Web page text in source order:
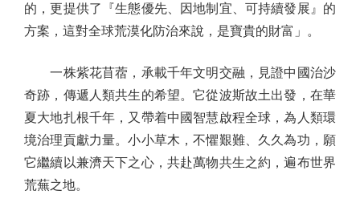
的，更提供了『生態優先、因地制宜、可持續發展』的
方案，這對全球荒漠化防治來說，是寶貴的財富」。
一株紫花苜蓿，承載千年文明交融，見證中國治沙
奇跡，傳遞人類共生的希望。它從波斯故土出發，在華
夏大地扎根千年，又帶着中國智慧啟程全球，為人類環
境治理貢獻力量。小小草木，不懼艱難、久久為功，願
它繼續以兼濟天下之心，共赴萬物共生之約，遍布世界
荒蕪之地。